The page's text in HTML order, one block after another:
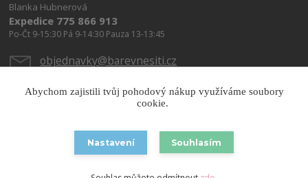
Blanka Hubnerová
Expedice 775 866 913
Po-Čt 9-15:30 Pá 9-14:30 Pauza 13-13:45
objednavky@barevnesiti.cz
Abychom zajistili tvůj pohodový nákup využíváme soubory
cookie.
Nastavení Souhlasím